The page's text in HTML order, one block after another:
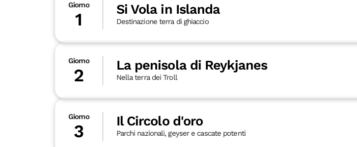
Giorno
1 Si Vola in Islanda
Destinazione terra di ghiaccio
Giorno
2 La penisola di Reykjanes
Nella terra dei Troll
Giorno
3 Il Circolo d'oro
Parchi nazionali, geyser e cascate potenti